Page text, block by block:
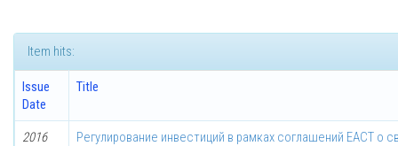
Item hits:
Issue
Date
Title
2016 Регулирование инвестиций в рамках соглашений ЕАСТ о